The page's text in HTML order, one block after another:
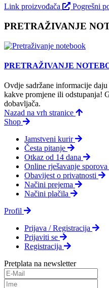
Link proizvođača Pogrešni
PRETRAŽIVANJE
PRETRAŽIVANJE
Ovdje sadržane informacije
kakve promjene ili odstupanja!
dobavljača.
Nazad na vrh stranice
Shop
Jamstveni kurir
Česta pitanje
Otkaz od 14 dana
Online rješavanje sporova
Obavijest o privatnosti
Načini prejema
Načini plačila
Profil
Prijava / Registracija
Prijaviti se
Registracija
Pretplata na newsletter